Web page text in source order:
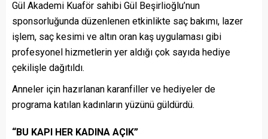
Gül Akademi Kuaför sahibi Gül Beşirlioğlu’nun
sponsorluğunda düzenlenen etkinlikte saç bakımı, lazer
işlem, saç kesimi ve altın oran kaş uygulaması gibi
profesyonel hizmetlerin yer aldığı çok sayıda hediye
çekilişle dağıtıldı.
Anneler için hazırlanan karanfiller ve hediyeler de
programa katılan kadınların yüzünü güldürdü.
“BU KAPI HER KADINA AÇIK”